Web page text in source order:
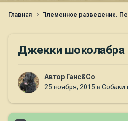
Главная Племенное разведение.
Джекки шоколабра
Автор Ганс&Co
25 ноября, 2015 в Собаки